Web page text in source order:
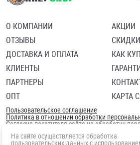
О КОМПАНИИ
ОТЗЫВЫ
ДОСТАВКА И ОПЛАТА
КЛИЕНТЫ
ПАРТНЕРЫ
ОПТ
АКЦИИ
СКИДКИ
КАК
КАРТА
Пользовательское соглашение
Политика в отношении обработки
Согласие посетителя сайта на обработку
На сайте осуществляется обработка
пользовательских данных с